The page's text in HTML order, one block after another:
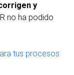
y
no ha podido